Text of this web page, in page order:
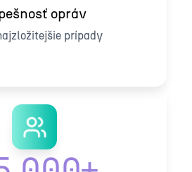
opráv
prípady